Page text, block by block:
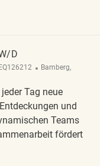
D
Bamberg,
Tag neue
und
Teams
fördert